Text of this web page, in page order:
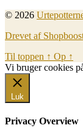
© 2026
Drevet af
Til toppen ↑ Op ↑
Vi bruger cookies
Luk
Privacy Overview